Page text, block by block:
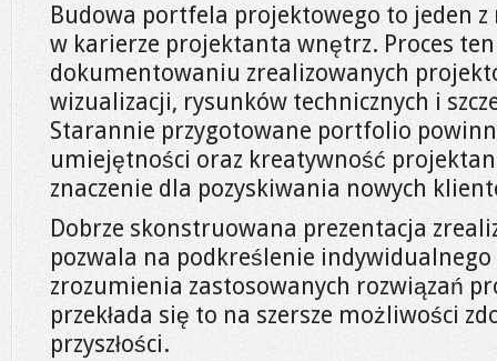
Budowa portfela projektowego to jeden
w karierze projektanta wnętrz. Proces
dokumentowaniu zrealizowanych
wizualizacji, rysunków technicznych i
Starannie przygotowane portfolio
umiejętności oraz kreatywność
znaczenie dla pozyskiwania nowych
Dobrze skonstruowana prezentacja
pozwala na podkreślenie
zrozumienia zastosowanych rozwiązań
przekłada się to na szersze możliwości
przyszłości.